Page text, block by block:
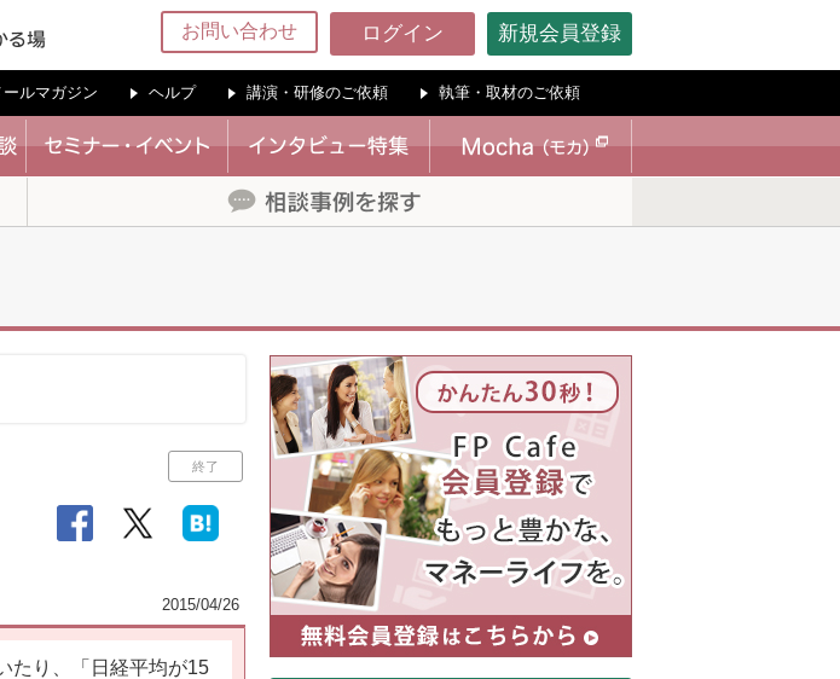
お問い合わせ ログイン 新規会員登録
ールマガジン ヘルプ 講演・研修のご依頼 執筆・取材のご依頼
終了
2015/04/26
たり、「日経平均が15